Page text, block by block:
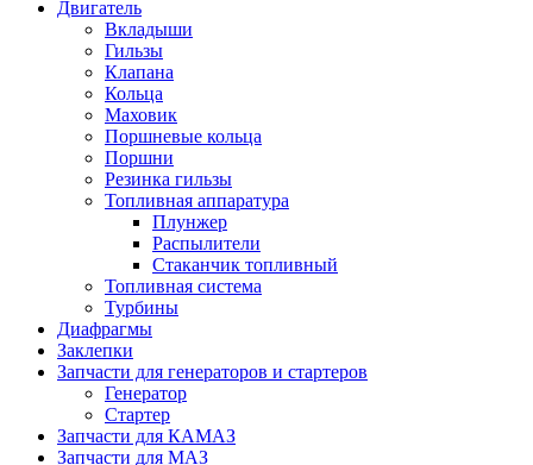
Двигатель
Вкладыши
Гильзы
Клапана
Кольца
Маховик
Поршневые кольца
Поршни
Резинка гильзы
Топливная аппаратура
Плунжер
Распылители
Стаканчик топливный
Топливная система
Турбины
Диафрагмы
Заклепки
Запчасти для генераторов и стартеров
Генератор
Стартер
Запчасти для КАМАЗ
Запчасти для МАЗ